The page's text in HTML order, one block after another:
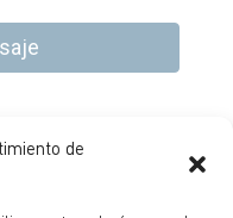
de
1, Ed 4, P1 28223,